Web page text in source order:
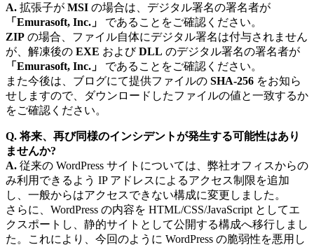
A. 拡張子が MSI の場合は、デジタル署名の署名者が
「Emurasoft, Inc.」
であることをご確認ください。
ZIP の場合、ファイル自体にデジタル署名は付与されません
が、解凍後の EXE およびDLL のデジタル署名の署名者が
「Emurasoft, Inc.」
であることをご確認ください。
また今後は、ブログにて提供ファイルの SHA-256 をお知ら
せしますので、ダウンロードしたファイルの値と一致するか
をご確認ください。
Q. 将来、再び同様のインシデントが発生する可能性はあり
ませんか?
A. 従来の WordPress サイトについては、弊社オフィスからの
み利用できるよう IP アドレスによるアクセス制限を追加
し、一般からはアクセスできない構成に変更しました。
さらに、WordPress の内容を HTML/CSS/JavaScript としてエ
クスポートし、静的サイトとして公開する構成へ移行しまし
た。これにより、今回のように WordPress の脆弱性を悪用し